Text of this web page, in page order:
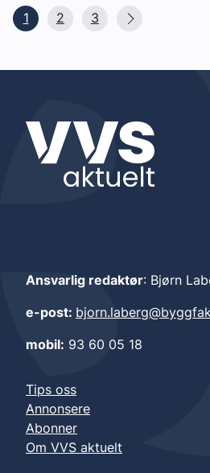
1 2 3
Ansvarlig redaktør: Bjørn
e-post:
mobil: 93 60 05 18
Tips oss
Annonsere
Abonner
Om VVS aktuelt